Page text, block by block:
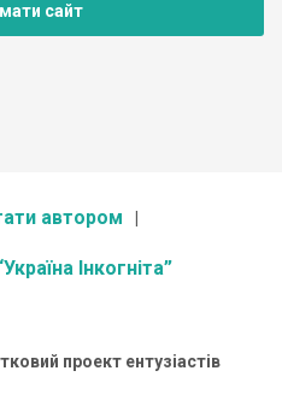
сайт
автором
Інкогніта”
проект ентузіастів